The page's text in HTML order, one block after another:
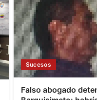
Sucesos
Falso abogado